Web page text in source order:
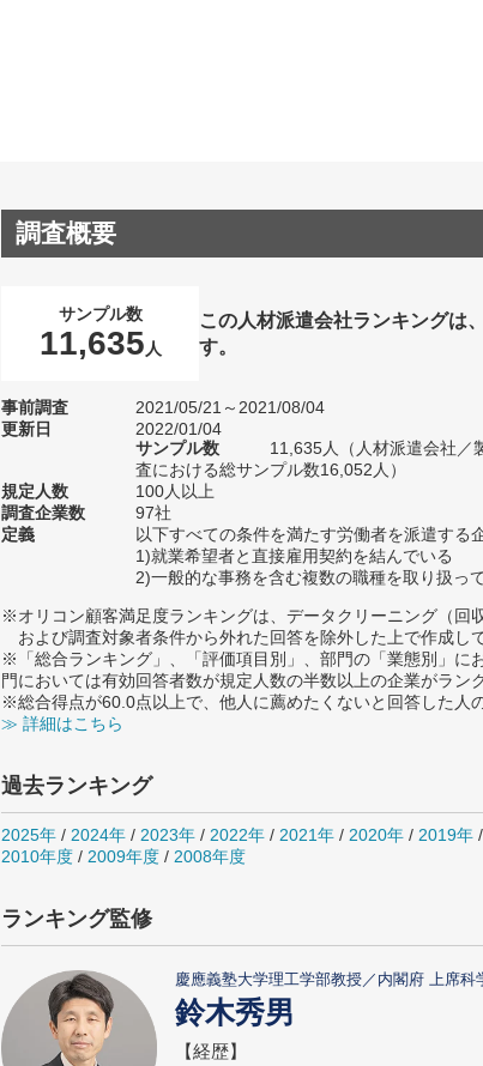
調査概要
サンプル数
11,635 人
この人材派遣会社ランキングは
す。
事前調査
2021/05/21～2021/08/04
更新日
2022/01/04
サンプル数
11,635人（人材派遣会社／
査における総サンプル数16,052人）
規定人数
100人以上
調査企業数
97社
定義
以下すべての条件を満たす労働者を派遣する
1)就業希望者と直接雇用契約を結んでいる
2)一般的な事務を含む複数の職種を取り扱っ
※オリコン顧客満足度ランキングは、データクリーニング（回
および調査対象者条件から外れた回答を除外した上で作成して
※「総合ランキング」、「評価項目別」、部門の「業態別」に
門においては有効回答者数が規定人数の半数以上の企業がラン
※総合得点が60.0点以上で、他人に薦めたくないと回答した人
≫ 詳細はこちら
過去ランキング
2025年 / 2024年 / 2023年 / 2022年 / 2021年 / 2020年 / 2019年 /
2010年度 / 2009年度 / 2008年度
ランキング監修
慶應義塾大学理工学部教授／内閣府 上席科
鈴木秀男
【経歴】